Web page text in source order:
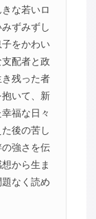
な若いロ
ずみずし
をかわい
配者と政
残った者
いて、新
福な日々
後の苦し
強さを伝
から生ま
なく読め